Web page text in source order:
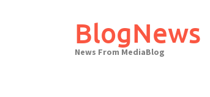
BlogNews
News From MediaBlog